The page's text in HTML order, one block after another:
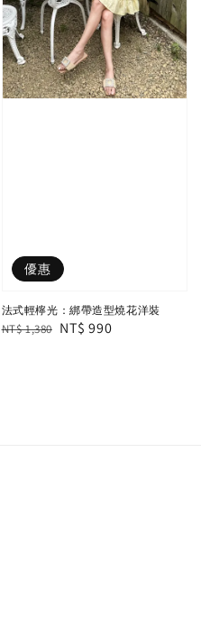
優惠
法式輕檸光：綁帶造型燒花洋裝
Regular
NT$ 1,380 Sale
NT$ 990